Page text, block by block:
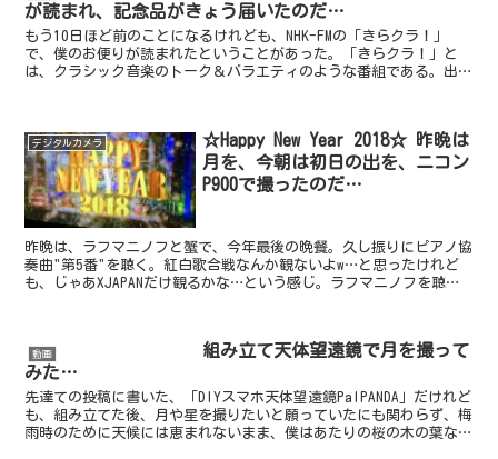
が読まれ、記念品がきょう届いたのだ…
もう10日ほど前のことになるけれども、NHK-FMの「きらクラ！」
で、僕のお便りが読まれたということがあった。「きらクラ！」と
は、クラシック音楽のトーク＆バラエティのような番組である。出演
デジタルカメラ
☆Happy New Year 2018☆ 昨晩は
月を、今朝は初日の出を、ニコン
P900で撮ったのだ…
昨晩は、ラフマニノフと蟹で、今年最後の晩餐。久し振りにピアノ協
奏曲"第5番"を聴く。紅白歌合戦なんか観ないよw…と思ったけれど
も、じゃあXJAPANだけ観るかな…という感じ。ラフマニノフを聴き
動画
組み立て天体望遠鏡で月を撮って
みた…
先達ての投稿に書いた、「DIYスマホ天体望遠鏡PalPANDA」だけれど
も、組み立てた後、月や星を撮りたいと願っていたにも関わらず、梅
雨時のために天候には恵まれないまま、僕はあたりの桜の木の葉など